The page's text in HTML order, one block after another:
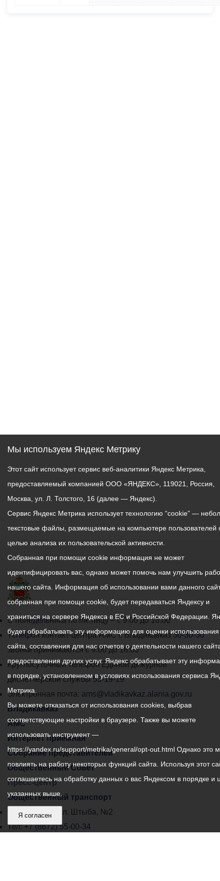
График
работы
администрации
местного
самоуправления
города
Владикавказ:
С понедельника по пятницу – с 9.00 до 18.00
Телефон контакт-центра АМС г. Владикавказ30-30-30
звонки принимаются с 9:00 до 18:00
Круглосуточный телефон Единой дежурной
диспетчерской службы53-19-19
Электронная почта: ams@vladikavkaz.alania.gov.ru
Владикавказ
АМС
Интернет приемная
Собрание представителей
Общественный Совет
Пресс-центр
Общественный транспорт
Владикавказ, пл. Штыба, №2
Тел:+7 (8672) 55-00-34
Мы используем Яндекс Метрику
Этот сайт использует сервис веб-аналитики Яндекс Метрика,
предоставляемый компанией ООО «ЯНДЕКС», 119021, Россия,
Москва, ул. Л. Толстого, 16 (далее — Яндекс).
Сервис Яндекс Метрика использует технологию “cookie” —
текстовые файлы, размещаемые на компьютере пользователей
целью анализа их пользовательской активности.
Собранная при помощи cookie информация не может
идентифицировать вас, однако может помочь нам улучшить
нашего сайта. Информация об использовании вами данного
собранная при помощи cookie, будет передаваться Яндексу и
храниться на сервере Яндекса в ЕС и Российской Федерации.
будет обрабатывать эту информацию для оценки
сайта, составления для нас отчетов о деятельности нашего
предоставления других услуг. Яндекс обрабатывает эту
в порядке, установленном в условиях использования сервиса
Метрика.
Вы можете отказаться от использования cookies, выбрав
соответствующие настройки в браузере. Также вы можете
использовать инструмент —
https://yandex.ru/support/metrika/general/opt-out.html Однако это
повлиять на работу некоторых функций сайта. Используя этот
соглашаетесь на обработку данных о вас Яндексом в порядке и
указанных выше.
Я согласен